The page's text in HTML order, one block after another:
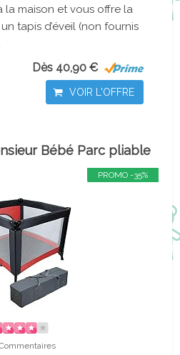
la maison et vous offre la
tapis d’éveil (non fournis
Dès 40,90 €
VOIR L'OFFRE
Bébé Parc pliable
PROMO -35%